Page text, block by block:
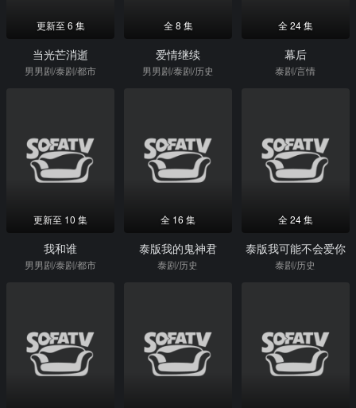
更新至 6 集
当光芒消逝
男男剧/泰剧/都市
全 8 集
爱情继续
男男剧/泰剧/历史
全 24 集
幕后
泰剧/言情
更新至 10 集
我和谁
男男剧/泰剧/都市
全 16 集
泰版我的鬼神君
泰剧/历史
全 24 集
泰版我可能不会爱你
泰剧/历史